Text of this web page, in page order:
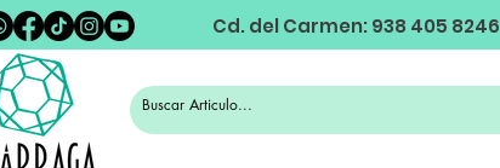
Cd. del Carmen: 938 405 8246